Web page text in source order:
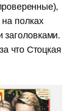
полках
заголовками.
что Стоцкая